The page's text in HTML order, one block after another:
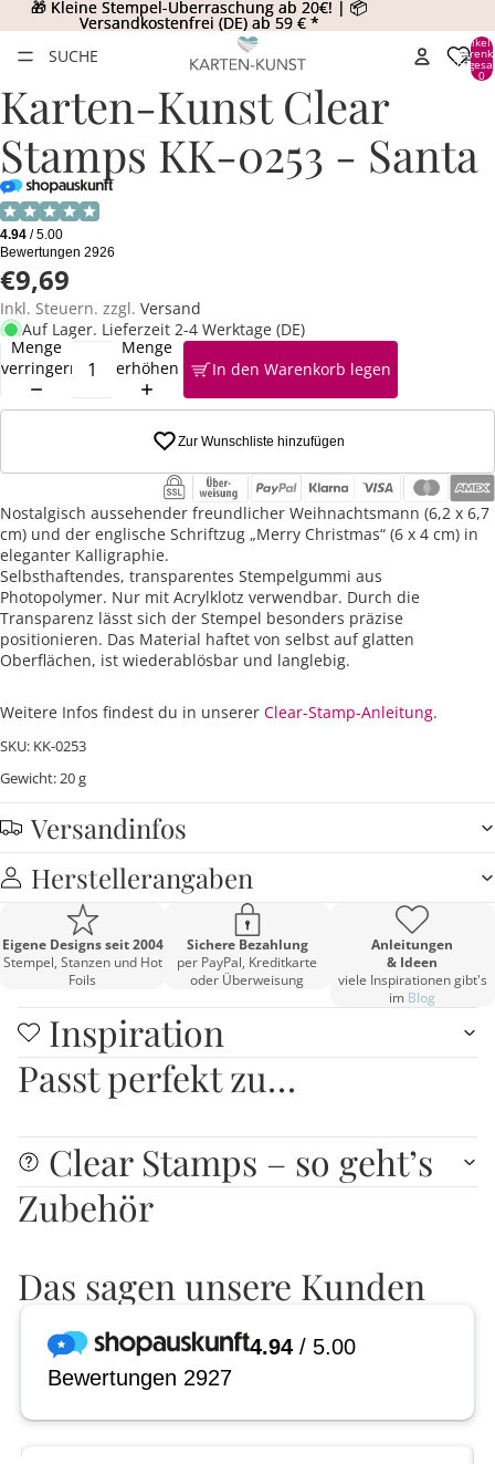
🎁 Kleine Stempel-Überraschung ab 20€! | 📦
Versandkostenfrei (DE) ab 59 € *
🎁 Kleine Stempel-Überraschung ab 20€! | 📦
Versandkostenfrei (DE) ab 59 € *
SUCHE
Artikel
0
Karten-Kunst Clear
Stamps KK-0253 - Santa
€9,69
Inkl. Steuern. zzgl. Versand
Auf Lager. Lieferzeit 2-4 Werktage (DE)
Menge
verringern
Menge
erhöhen
In den Warenkorb legen
Zur Wunschliste hinzufügen
Nostalgisch aussehender freundlicher Weihnachtsmann (6,2 x 6,7
cm) und der englische Schriftzug „Merry Christmas“ (6 x 4 cm) in
eleganter Kalligraphie.
Selbsthaftendes, transparentes Stempelgummi aus
Photopolymer. Nur mit Acrylklotz verwendbar. Durch die
Transparenz lässt sich der Stempel besonders präzise
positionieren. Das Material haftet von selbst auf glatten
Oberflächen, ist wiederablösbar und langlebig.
Weitere Infos findest du in unserer Clear-Stamp-Anleitung.
SKU: KK-0253
Gewicht: 20 g
Versandinfos
Herstellerangaben
Eigene Designs seit 2004
Stempel, Stanzen und Hot
Foils
Sichere Bezahlung
per PayPal, Kreditkarte
oder Überweisung
Anleitungen
& Ideen
viele Inspirationen gibt's
im Blog
Inspiration
Passt perfekt zu…
Clear Stamps – so geht’s
Zubehör
Das sagen unsere Kunden